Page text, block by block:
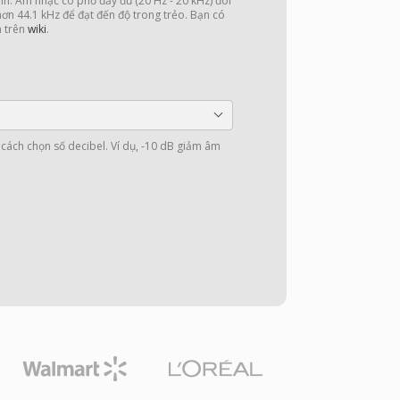
44.1 kHz để đạt đến độ trong trẻo. Bạn có
trên wiki.
chọn số decibel. Ví dụ, -10 dB giảm âm